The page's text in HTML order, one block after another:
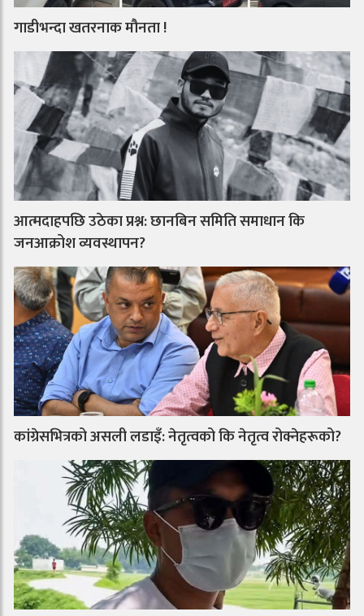
गाडीभन्दा खतरनाक मौनता !
आत्मदाहपछि उठेका प्रश्न: छानबिन समिति समाधान कि
जनआक्रोश व्यवस्थापन?
कांग्रेसभित्रको असली लडाइँ: नेतृत्वको कि नेतृत्व रोक्नेहरूको?